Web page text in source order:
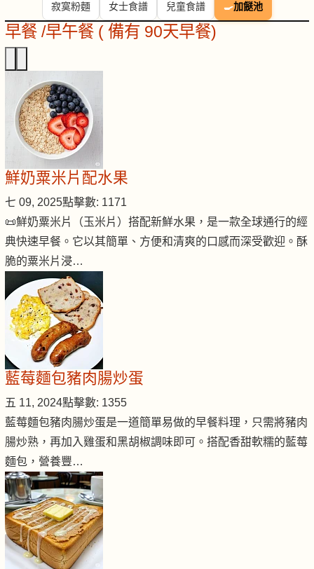
寂寞粉麵 女士食譜 兒童食譜 🍳加餸池
早餐 /早午餐 ( 備有 90天早餐)
鮮奶粟米片配水果
七 09, 2025點擊數: 1171
📜鮮奶粟米片（玉米片）搭配新鮮水果，是一款全球通行的經
典快速早餐。它以其簡單、方便和清爽的口感而深受歡迎。酥
脆的粟米片浸…
藍莓麵包豬肉腸炒蛋
五 11, 2024點擊數: 1355
藍莓麵包豬肉腸炒蛋是一道簡單易做的早餐料理，只需將豬肉
腸炒熟，再加入雞蛋和黑胡椒調味即可。搭配香甜軟糯的藍莓
麵包，營養豐…